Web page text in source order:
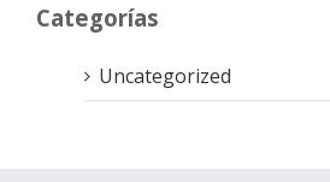
Categorías
Uncategorized